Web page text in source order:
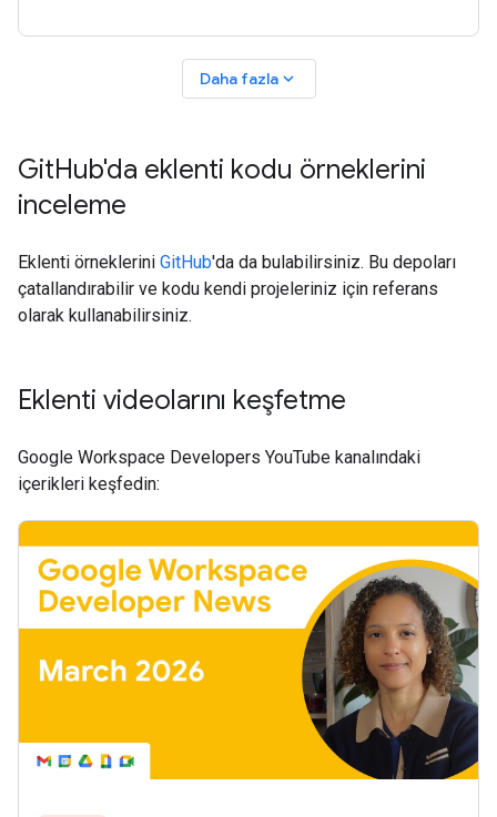
Daha fazlaexpand_more
GitHub'da eklenti kodu örneklerini
inceleme
Eklenti örneklerini GitHub'da da bulabilirsiniz. Bu depoları
çatallandırabilir ve kodu kendi projeleriniz için referans
olarak kullanabilirsiniz.
Eklenti videolarını keşfetme
Google Workspace Developers YouTube kanalındaki
içerikleri keşfedin: